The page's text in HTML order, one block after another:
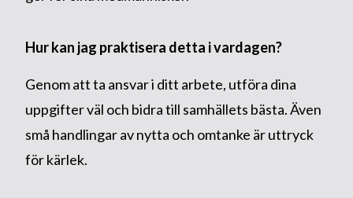
Hur kan jag praktisera detta i vardagen?
Genom att ta ansvar i ditt arbete, utföra dina
uppgifter väl och bidra till samhällets bästa. Även
små handlingar av nytta och omtanke är uttryck
för kärlek.